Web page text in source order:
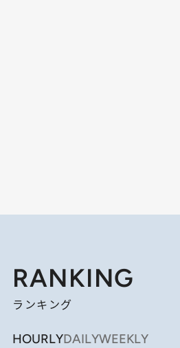
RANKING
ランキング
HOURLYDAILYWEEKLY